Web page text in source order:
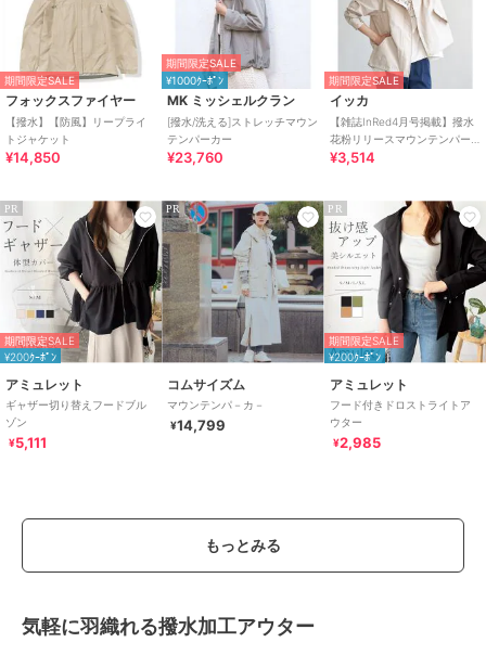
期間限定SALE
フォックスファイヤー
【撥水】【防風】リープライ
トジャケット
¥14,850
期間限定SALE
¥1000ｸｰﾎﾟﾝ
MK ミッシェルクラン
[撥水/洗える]ストレッチマウン
テンパーカー
¥23,760
期間限定SALE
イッカ
【雑誌InRed4月号掲載】撥水
花粉リリースマウンテンパー
カー【親子コーデ】
¥3,514
PR
期間限定SALE
¥200ｸｰﾎﾟﾝ
アミュレット
ギャザー切り替えフードブル
ゾン
¥5,111
PR
コムサイズム
マウンテンパ－カ－
¥14,799
PR
期間限定SALE
¥200ｸｰﾎﾟﾝ
アミュレット
フード付きドロストライトア
ウター
¥2,985
もっとみる
気軽に羽織れる撥水加工アウター